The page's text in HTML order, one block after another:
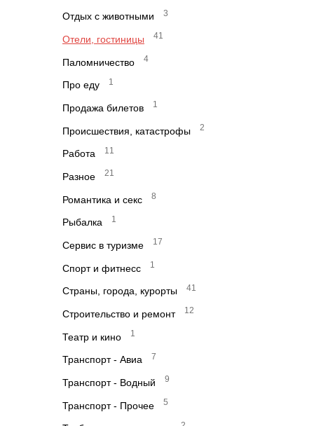
Отдых с животными 3
Отели, гостиницы 41
Паломничество 4
Про еду 1
Продажа билетов 1
Происшествия, катастрофы 2
Работа 11
Разное 21
Романтика и секс 8
Рыбалка 1
Сервис в туризме 17
Спорт и фитнесс 1
Страны, города, курорты 41
Строительство и ремонт 12
Театр и кино 1
Транспорт - Авиа 7
Транспорт - Водный 9
Транспорт - Прочее 5